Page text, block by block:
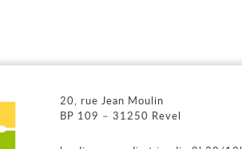
20, rue Jean Moulin
BP 109 – 31250 Revel